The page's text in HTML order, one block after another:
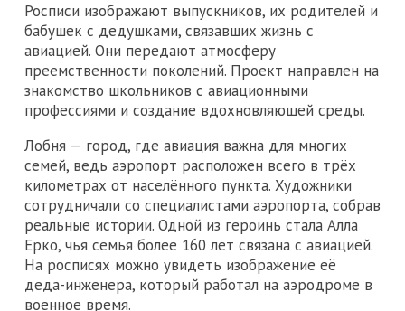
Росписи изображают выпускников, их родителей и
бабушек с дедушками, связавших жизнь с
авиацией. Они передают атмосферу
преемственности поколений. Проект направлен на
знакомство школьников с авиационными
профессиями и создание вдохновляющей среды.
Лобня — город, где авиация важна для многих
семей, ведь аэропорт расположен всего в трёх
километрах от населённого пункта. Художники
сотрудничали со специалистами аэропорта, собрав
реальные истории. Одной из героинь стала Алла
Ерко, чья семья более 160 лет связана с авиацией.
На росписях можно увидеть изображение её
деда-инженера, который работал на аэродроме в
военное время.